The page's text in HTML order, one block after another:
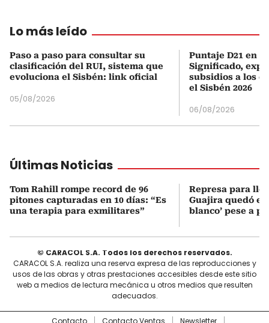
Lo más leído
Paso a paso para consultar su
clasificación del RUI, sistema que
evoluciona el Sisbén: link oficial
05/08/2026
Puntaje D21 en
Significado,
subsidios a los
el Sisbén 2026
06/08/2026
Últimas Noticias
Tom Rahill rompe record de 96
pitones capturadas en 10 días: “Es
una terapia para exmilitares”
Represa para
Guajira quedó en
blanco’ pese a
© CARACOL S.A. Todos los derechos reservados.
CARACOL S.A. realiza una reserva expresa de las reproducciones y
usos de las obras y otras prestaciones accesibles desde este sitio
web a medios de lectura mecánica u otros medios que resulten
adecuados.
Contacto Contacto Ventas Newsletter